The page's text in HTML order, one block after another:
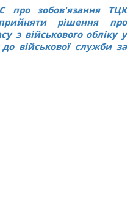
про зобов'язання ТЦК
рішення про
з військового обліку у
військової служби за